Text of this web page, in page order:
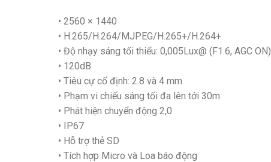
• 2560 × 1440
• H.265/H.264/MJPEG/H.265+/H.264+
• Độ nhạy sáng tối thiểu: 0,005Lux@ (F1.6, AGC ON)
• 120dB
• Tiêu cự cố định: 2.8 và 4 mm
• Phạm vi chiếu sáng tối đa lên tới 30m
• Phát hiện chuyển động 2,0
• IP67
• Hỗ trợ thẻ SD
• Tích hợp Micro và Loa báo động